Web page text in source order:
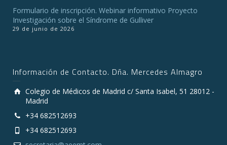
Formulario de inscripción. Webinar informativo Proyecto
Investigación sobre el Síndrome de Gulliver
29 de junio de 2026
Información de Contacto. Dña. Mercedes Almagro
Colegio de Médicos de Madrid c/ Santa Isabel, 51 28012 -
Madrid
+34 682512693
+34 682512693